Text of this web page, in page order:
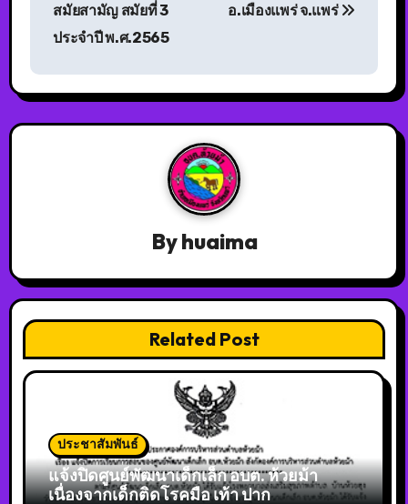
สมัยสามัญ สมัยที่ 3
ประจำปี พ.ศ.2565
อ.เมืองแพร่ จ.แพร่
Byhuaima
Related Post
ประชาสัมพันธ์
แจ้งปิดศูนย์พัฒนาเด็กเล็ก อบต. ห้วยม้า
เนื่องจากเด็กติดโรคมือ เท้า ปาก